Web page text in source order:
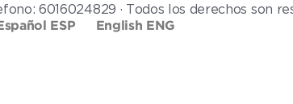
6016024829 · Todos los derechos son
ESP English ENG